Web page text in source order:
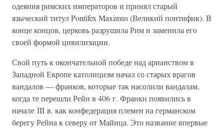
одеяния римских императоров и принял старый
языческий титул Pontifex Maximus (Великий понтифик). В
конце концов, церковь разрушила Рим и заменила его
своей формой цивилизации.
Свой путь к окончательной победе над арианством в
Западной Европе католицизм начал со старых врагов
вандалов — франков, которые так насолили вандалам,
когда те перешли Рейн в 406 г. Франки появились в
начале III в. как конфедерация племен на германском
берегу Рейна к северу от Майнца. Это название впервые